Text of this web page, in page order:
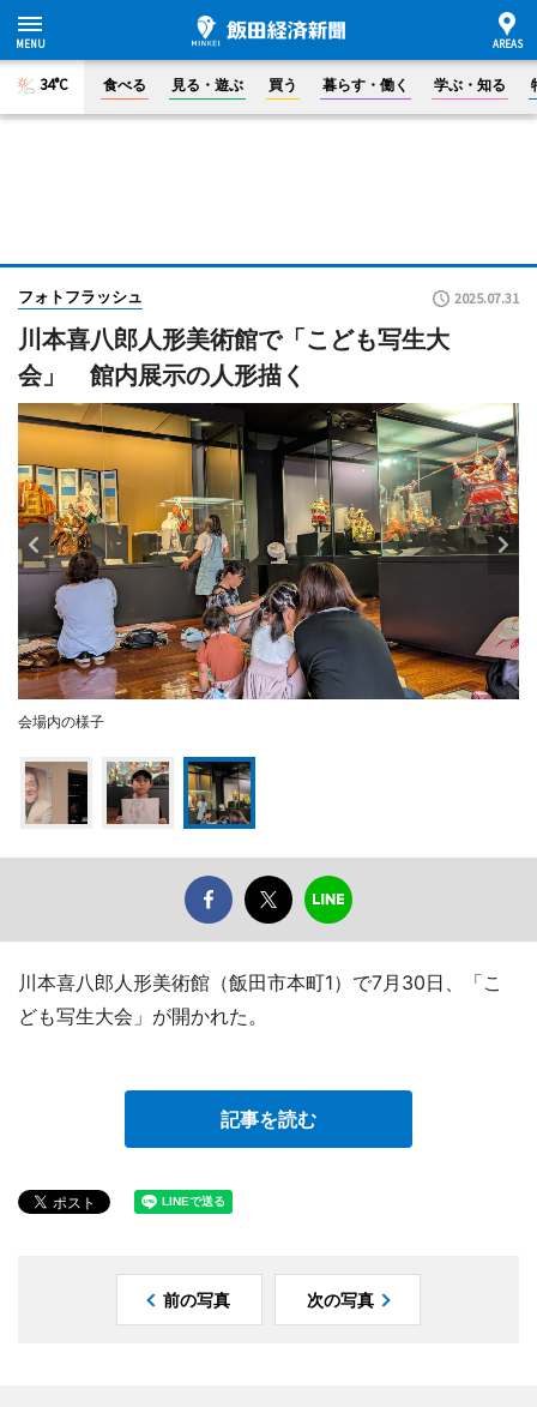
34°C 食べる 見る・遊ぶ 買う 暮らす・働く 学ぶ・知る
フォトフラッシュ 2025.07.31
川本喜八郎人形美術館で「こども写生大
会」 館内展示の人形描く
会場内の様子
川本喜八郎人形美術館（飯田市本町1）で7月30日、「こ
ども写生大会」が開かれた。
記事を読む
前の写真 次の写真